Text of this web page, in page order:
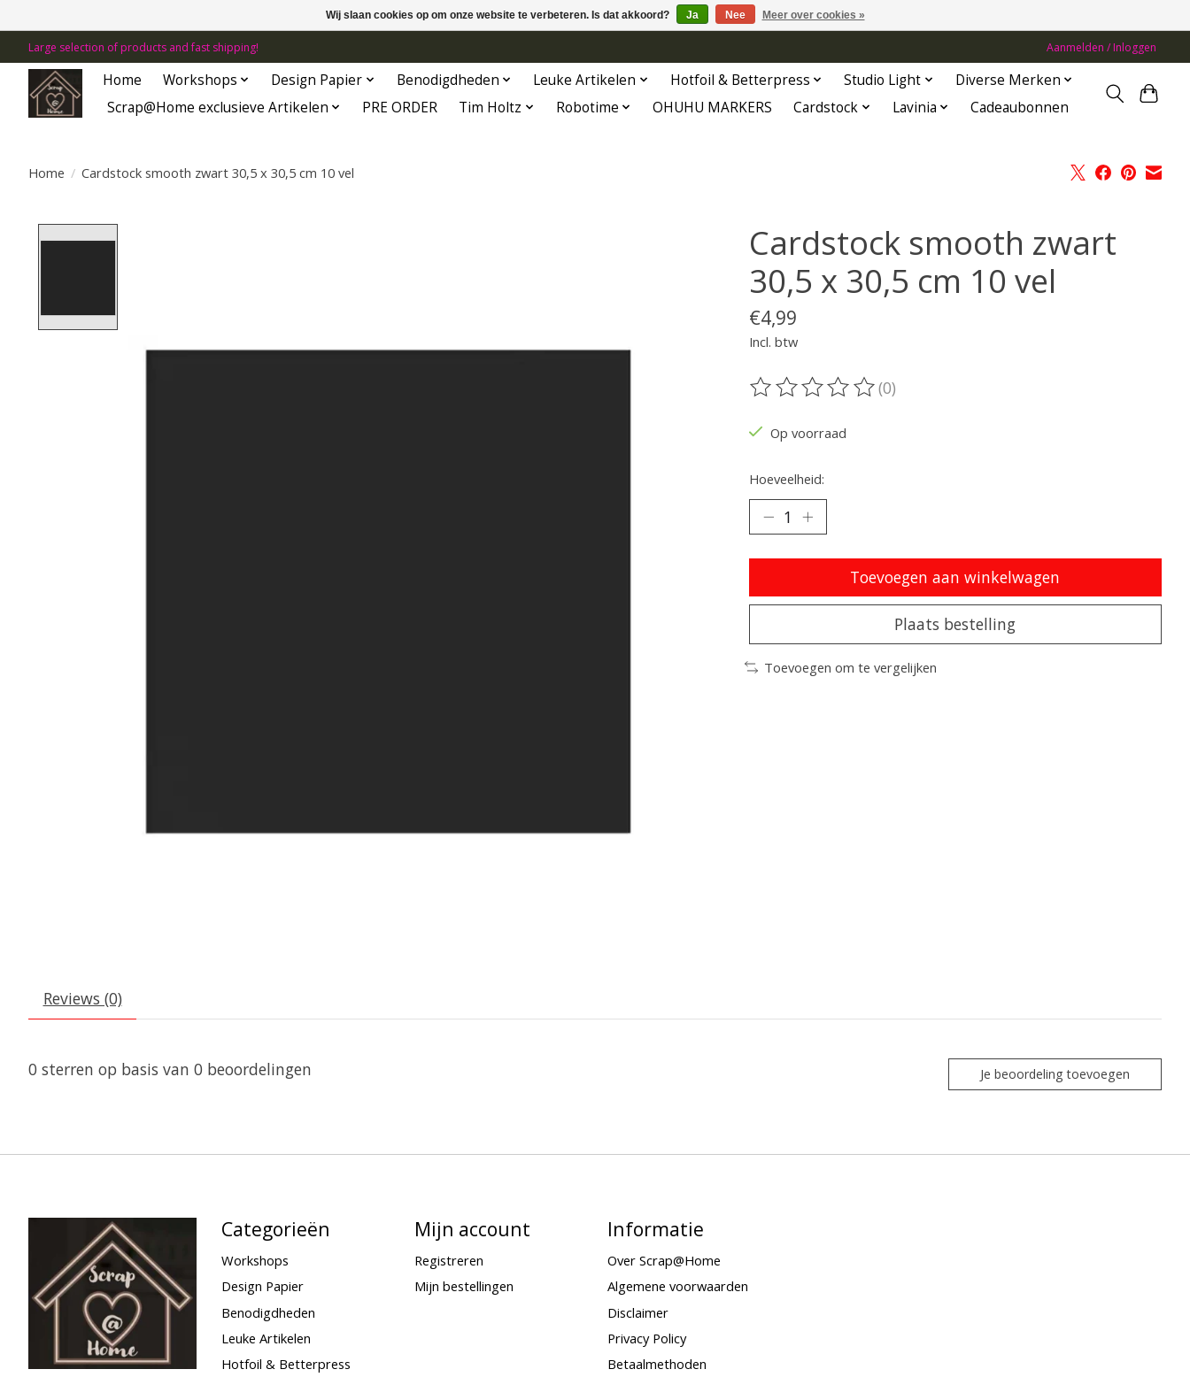
Large selection of products and fast shipping! Aanmelden / Inloggen
Home Workshops Design Papier Benodigdheden Leuke Artikelen Hotfoil & Betterpress Studio Light
Diverse Merken
Scrap@Home exclusieve Artikelen
PRE ORDER Tim Holtz Robotime OHUHU MARKERS Cardstock Lavinia Cadeaubonnen
Home / Cardstock smooth zwart 30,5 x 30,5 cm 10 vel
Cardstock smooth zwart
30,5 x 30,5 cm 10 vel
€4,99
Incl. btw
De beoordeling van dit product is
(0)
Op voorraad
Hoeveelheid:
Toevoegen aan winkelwagen
Plaats bestelling
Toevoegen om te vergelijken
Reviews (0)
0 sterren op basis van 0 beoordelingen Je beoordeling toevoegen
Categorieën
Workshops
Design Papier
Benodigdheden
Leuke Artikelen
Hotfoil & Betterpress
Mijn account
Registreren
Mijn bestellingen
Informatie
Over Scrap@Home
Algemene voorwaarden
Disclaimer
Privacy Policy
Betaalmethoden
Wij slaan cookies op om onze website te verbeteren. Is dat akkoord? Ja Nee Meer over cookies »